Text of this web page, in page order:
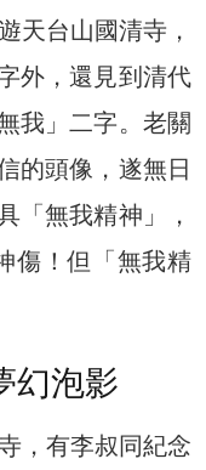
天台山國清寺，
外，還見到清代
我」二字。老關
的頭像，遂無日
「無我精神」，
傷！但「無我精
幻泡影
，有李叔同紀念